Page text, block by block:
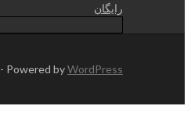
رایگان
- Powered byWordPress